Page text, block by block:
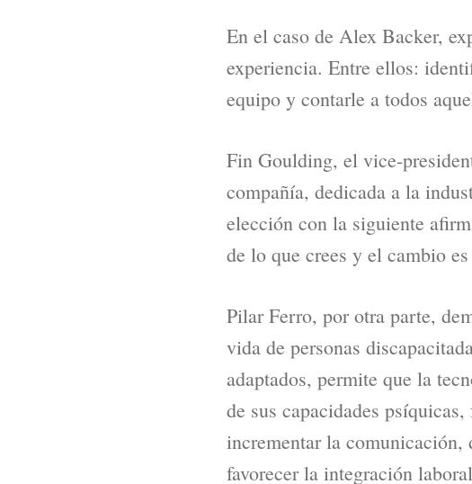
En el caso de Alex Backer,
experiencia. Entre ellos:
equipo y contarle a todos
Fin Goulding, el vice-
compañía, dedicada a la
elección con la siguiente
de lo que crees y el cambio
Pilar Ferro, por otra parte,
vida de personas
adaptados, permite que la
de sus capacidades
incrementar la
favorecer la integración